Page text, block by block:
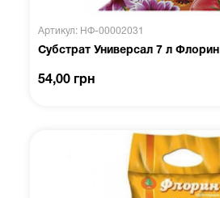
Артикул: НФ-00002031
Субстрат Универсал 7 л Флорин
54,00 грн